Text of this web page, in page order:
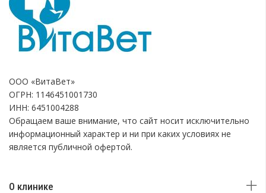
ООО «ВитаВет»
ОГРН: 1146451001730
ИНН: 6451004288
Обращаем ваше внимание, что сайт носит исключительно
информационный характер и ни при каких условиях не
является публичной офертой.
О клинике